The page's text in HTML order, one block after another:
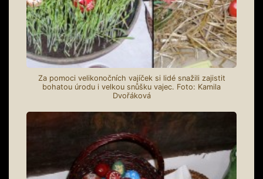
Za pomoci velikonočních vajíček si lidé snažili zajistit
bohatou úrodu i velkou snůšku vajec. Foto: Kamila
Dvořáková